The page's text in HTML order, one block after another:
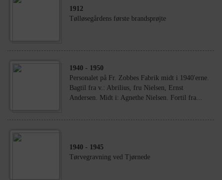
1912
Tølløsegårdens første brandsprøjte
1940 - 1950
Personalet på Fr. Zobbes Fabrik midt i 1940'erne.
Bagtil fra v.: Abrilius, fru Nielsen, Ernst
Andersen. Midt i: Agnethe Nielsen. Fortil fra...
1940 - 1945
Tørvegravning ved Tjørnede